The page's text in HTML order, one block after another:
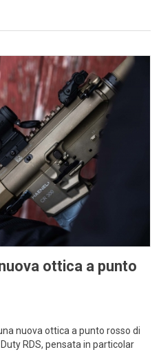
ottica a punto
nuova ottica a punto rosso di
RDS, pensata in particolar